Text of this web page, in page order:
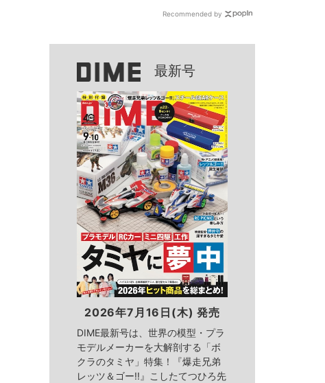
Recommended by
最新号
2026年7月16日(木) 発売
DIME最新号は、世界の模型・プラ
モデルメーカーを大解剖する「ボ
クラのタミヤ」特集！『爆走兄弟
レッツ＆ゴー!!』こしたてつひろ先